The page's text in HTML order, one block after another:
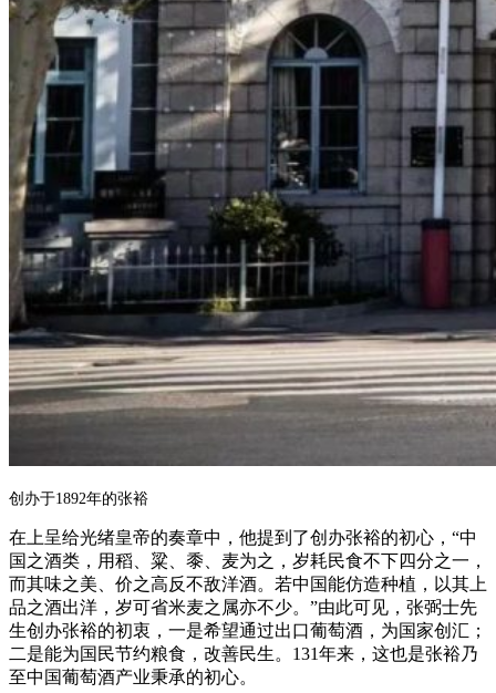
创办于1892年的张裕
在上呈给光绪皇帝的奏章中，他提到了创办张裕的初心，“中
国之酒类，用稻、粱、黍、麦为之，岁耗民食不下四分之一，
而其味之美、价之高反不敌洋酒。若中国能仿造种植，以其上
品之酒出洋，岁可省米麦之属亦不少。”由此可见，张弼士先
生创办张裕的初衷，一是希望通过出口葡萄酒，为国家创汇；
二是能为国民节约粮食，改善民生。131年来，这也是张裕乃
至中国葡萄酒产业秉承的初心。